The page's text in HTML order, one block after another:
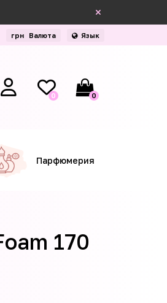
грн Валюта Язык
0 0
Парфюмерия
170